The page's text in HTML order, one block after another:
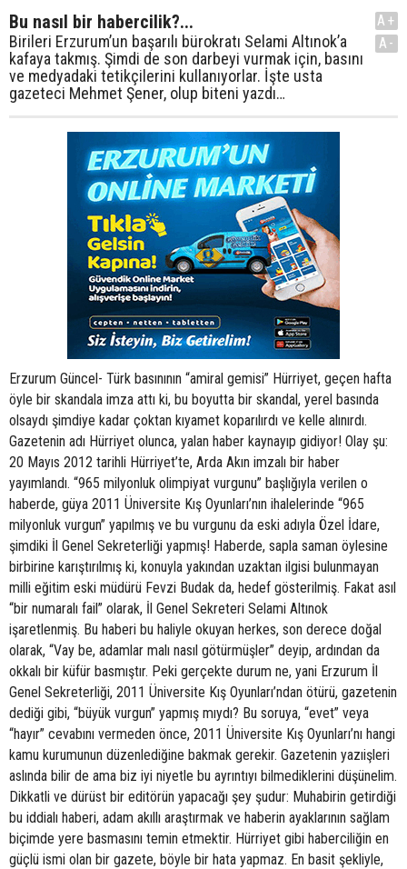
Bu nasıl bir habercilik?...
Birileri Erzurum’un başarılı bürokratı Selami Altınok’a
kafaya takmış. Şimdi de son darbeyi vurmak için, basını
ve medyadaki tetikçilerini kullanıyorlar. İşte usta
gazeteci Mehmet Şener, olup biteni yazdı…
A+
A-
Erzurum Güncel- Türk basınının “amiral gemisi” Hürriyet, geçen hafta
öyle bir skandala imza attı ki, bu boyutta bir skandal, yerel basında
olsaydı şimdiye kadar çoktan kıyamet koparılırdı ve kelle alınırdı.
Gazetenin adı Hürriyet olunca, yalan haber kaynayıp gidiyor! Olay şu:
20 Mayıs 2012 tarihli Hürriyet’te, Arda Akın imzalı bir haber
yayımlandı. “965 milyonluk olimpiyat vurgunu” başlığıyla verilen o
haberde, güya 2011 Üniversite Kış Oyunları’nın ihalelerinde “965
milyonluk vurgun” yapılmış ve bu vurgunu da eski adıyla Özel İdare,
şimdiki İl Genel Sekreterliği yapmış! Haberde, sapla saman öylesine
birbirine karıştırılmış ki, konuyla yakından uzaktan ilgisi bulunmayan
milli eğitim eski müdürü Fevzi Budak da, hedef gösterilmiş. Fakat asıl
“bir numaralı fail” olarak, İl Genel Sekreteri Selami Altınok
işaretlenmiş. Bu haberi bu haliyle okuyan herkes, son derece doğal
olarak, “Vay be, adamlar malı nasıl götürmüşler” deyip, ardından da
okkalı bir küfür basmıştır. Peki gerçekte durum ne, yani Erzurum İl
Genel Sekreterliği, 2011 Üniversite Kış Oyunları’ndan ötürü, gazetenin
dediği gibi, “büyük vurgun” yapmış mıydı? Bu soruya, “evet” veya
“hayır” cevabını vermeden önce, 2011 Üniversite Kış Oyunları’nı hangi
kamu kurumunun düzenlediğine bakmak gerekir. Gazetenin yazıişleri
aslında bilir de ama biz iyi niyetle bu ayrıntıyı bilmediklerini düşünelim.
Dikkatli ve dürüst bir editörün yapacağı şey şudur: Muhabirin getirdiği
bu iddialı haberi, adam akıllı araştırmak ve haberin ayaklarının sağlam
biçimde yere basmasını temin etmektir. Hürriyet gibi haberciliğin en
güçlü ismi olan bir gazete, böyle bir hata yapmaz. En basit şekliyle,